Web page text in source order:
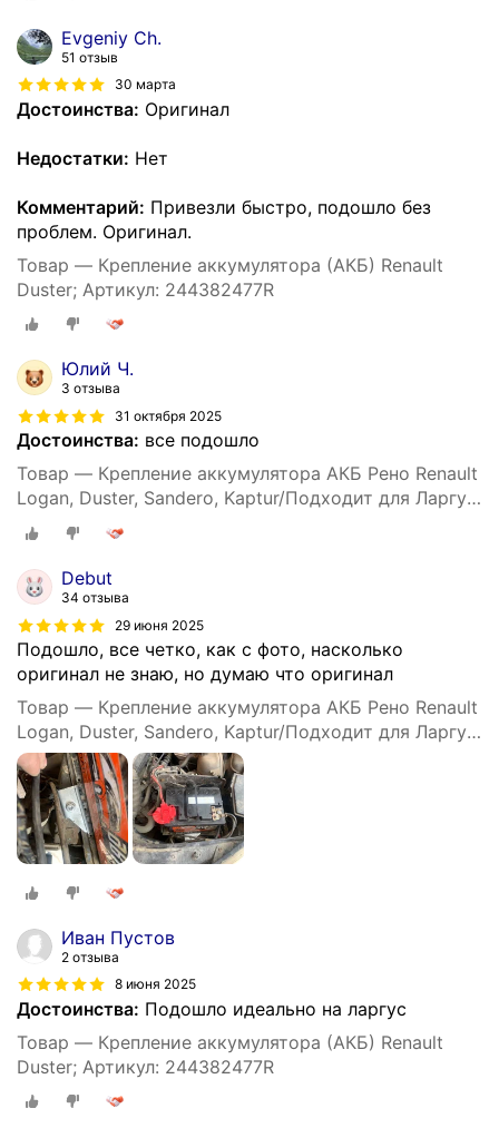
Evgeniy Ch.
51 отзыв
30 марта
Достоинства: Оригинал
Недостатки: Нет
Комментарий: Привезли быстро, подошло без
проблем. Оригинал.
Товар — Крепление аккумулятора (АКБ) Renault
Duster; Артикул: 244382477R
Юлий Ч.
3 отзыва
31 октября 2025
Достоинства: все подошло
Товар — Крепление аккумулятора АКБ Рено Renault
Logan, Duster, Sandero, Kaptur/Подходит для Ларгус
244382477R Аналог
Debut
34 отзыва
29 июня 2025
Подошло, все четко, как с фото, насколько
оригинал не знаю, но думаю что оригинал
Товар — Крепление аккумулятора АКБ Рено Renault
Logan, Duster, Sandero, Kaptur/Подходит для Ларгус
244382477R Аналог
Иван Пустов
2 отзыва
8 июня 2025
Достоинства: Подошло идеально на ларгус
Товар — Крепление аккумулятора (АКБ) Renault
Duster; Артикул: 244382477R